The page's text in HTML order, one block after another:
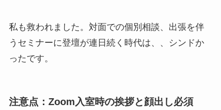
私も救われました。対面での個別相談、出張を伴
うセミナーに登壇が連日続く時代は、、シンドか
ったです。
注意点：Zoom入室時の挨拶と顔出し必須